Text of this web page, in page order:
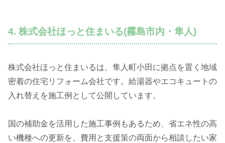
4. 株式会社ほっと住まいる(霧島市内・隼人)
株式会社ほっと住まいるは、隼人町小田に拠点を置く地域
密着の住宅リフォーム会社です。給湯器やエコキュートの
入れ替えを施工例として公開しています。
国の補助金を活用した施工事例もあるため、省エネ性の高
い機種への更新を、費用と支援策の両面から相談したい家